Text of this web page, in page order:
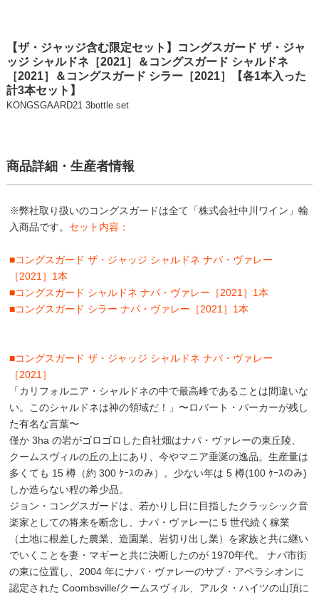
【ザ・ジャッジ含む限定セット】コングスガード ザ・ジャ
ッジ シャルドネ［2021］＆コングスガード シャルドネ
［2021］＆コングスガード シラー［2021］【各1本入った
計3本セット】
KONGSGAARD21 3bottle set
商品詳細・生産者情報
※弊社取り扱いのコングスガードは全て「株式会社中川ワイン」輸
入商品です。 セット内容：
■コングスガード ザ・ジャッジ シャルドネ ナパ・ヴァレー
［2021］1本
■コングスガード シャルドネ ナパ・ヴァレー［2021］1本
■コングスガード シラー ナパ・ヴァレー［2021］1本
■コングスガード ザ・ジャッジ シャルドネ ナパ・ヴァレー
［2021］
「カリフォルニア・シャルドネの中で最高峰であることは間違いな
い。このシャルドネは神の領域だ！」〜ロバート・パーカーが残し
た有名な言葉〜
僅か 3ha の岩がゴロゴロした自社畑はナパ・ヴァレーの東丘陵、
クームスヴィルの丘の上にあり、今やマニア垂涎の逸品。生産量は
多くても 15 樽（約 300 ｹｰｽのみ）。少ない年は 5 樽(100 ｹｰｽのみ)
しか造らない程の希少品。
ジョン・コングスガードは、若かりし日に目指したクラッシック音
楽家としての将来を断念し、ナパ・ヴァレーに 5 世代続く稼業
（土地に根差した農業、造園業、岩切り出し業）を家族と共に継い
でいくことを妻・マギーと共に決断したのが 1970年代。 ナパ市街
の東に位置し、2004 年にナパ・ヴァレーのサブ・アペラシオンに
認定された Coombsville/クームスヴィル、アルタ・ハイツの山頂に